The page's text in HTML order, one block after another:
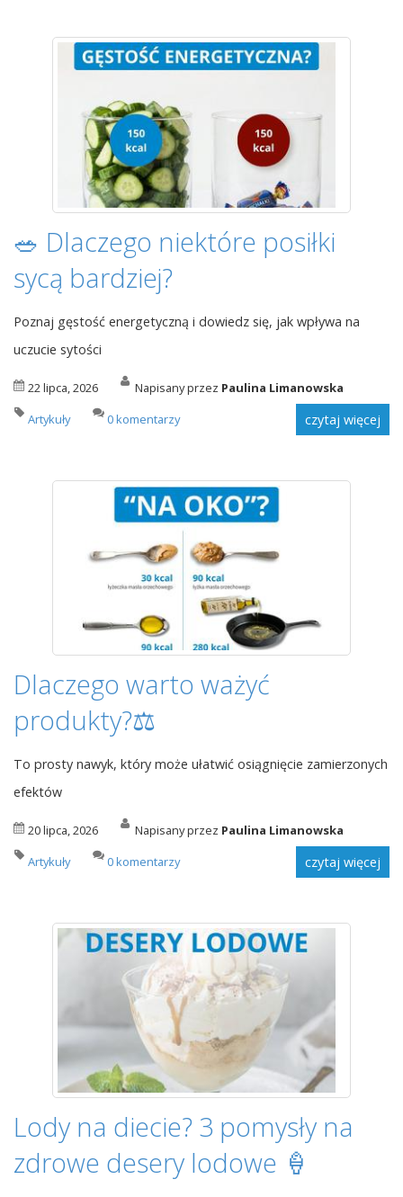
🥗 Dlaczego niektóre posiłki
sycą bardziej?
Poznaj gęstość energetyczną i dowiedz się, jak wpływa na
uczucie sytości
22 lipca, 2026 Napisany przez Paulina Limanowska
Artykuły
0 komentarzy czytaj więcej
Dlaczego warto ważyć
produkty?⚖️
To prosty nawyk, który może ułatwić osiągnięcie zamierzonych
efektów
20 lipca, 2026 Napisany przez Paulina Limanowska
Artykuły
0 komentarzy czytaj więcej
Lody na diecie? 3 pomysły na
zdrowe desery lodowe 🍦